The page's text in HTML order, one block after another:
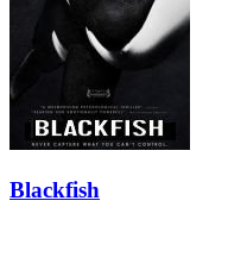
Blackfish